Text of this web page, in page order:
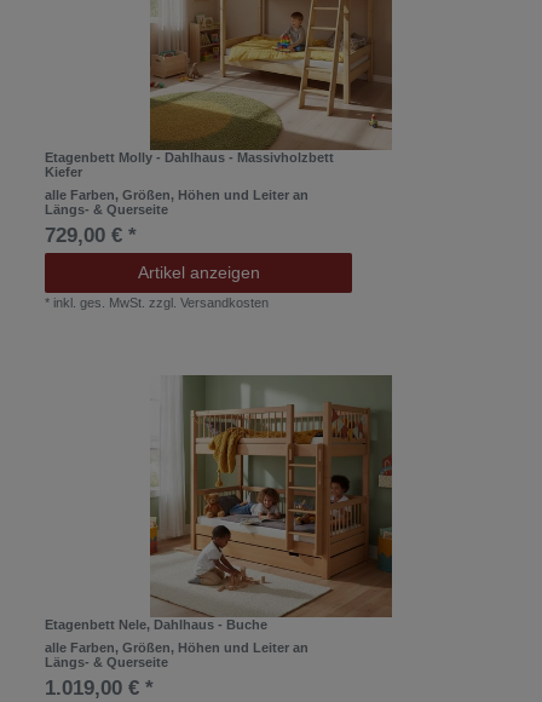
Etagenbett Molly - Dahlhaus - Massivholzbett
Kiefer
alle Farben, Größen, Höhen und Leiter an
Längs- & Querseite
729,00 € *
Artikel anzeigen
* inkl. ges. MwSt. zzgl.Versandkosten
Etagenbett Nele, Dahlhaus - Buche
alle Farben, Größen, Höhen und Leiter an
Längs- & Querseite
1.019,00 € *